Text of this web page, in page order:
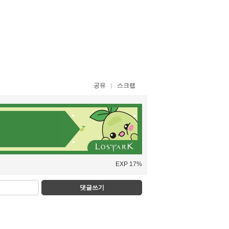
공유 스크랩
EXP 17%
댓글쓰기